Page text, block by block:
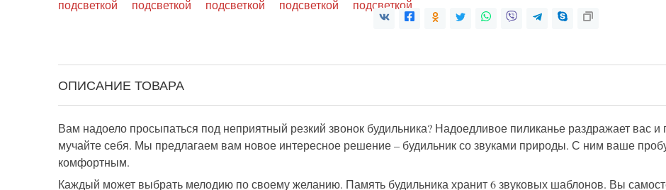
ОПИСАНИЕ ТОВАРА
Вам надоело просыпаться под неприятный резкий звонок будильника? Надоедливое пиликанье раздражает вас и
мучайте себя. Мы предлагаем вам новое интересное решение – будильник со звуками природы. С ним ваше
комфортным.
Каждый может выбрать мелодию по своему желанию. Память будильника хранит 6 звуковых шаблонов. Вы